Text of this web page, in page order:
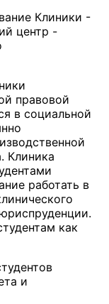
Клиники -
центр -
правовой
в социальной
Клиника
работать в
как
и